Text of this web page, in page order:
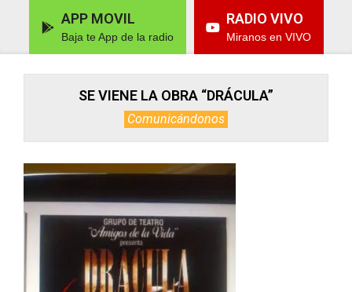
JUANA
FM
ARGENTINA
Navigation APP MOVIL
Baja te App de la radio
RADIO VIVO
Miranos en VIVO
SE VIENE LA OBRA “DRÁCULA”
Comunicándonos